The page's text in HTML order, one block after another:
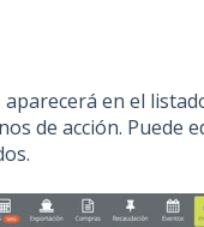
aparecerá en el
de acción. Puede